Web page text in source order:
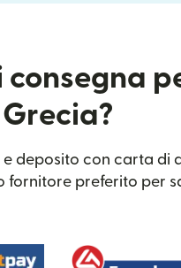
consegna
Grecia?
deposito con carta di
fornitore preferito per